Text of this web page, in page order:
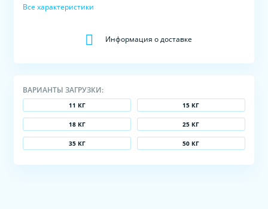
Все характеристики
Информация о доставке
ВАРИАНТЫ ЗАГРУЗКИ:
11 КГ 15 КГ
18 КГ 25 КГ
35 КГ 50 КГ